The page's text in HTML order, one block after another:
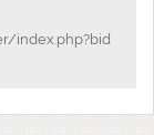
index.php?bid